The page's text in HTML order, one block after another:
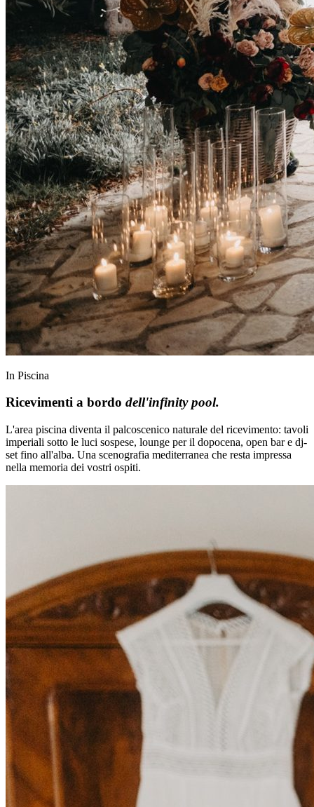
In Piscina
Ricevimenti a bordo dell'infinity pool.
L'area piscina diventa il palcoscenico naturale del ricevimento: tavoli
imperiali sotto le luci sospese, lounge per il dopocena, open bar e dj-
set fino all'alba. Una scenografia mediterranea che resta impressa
nella memoria dei vostri ospiti.